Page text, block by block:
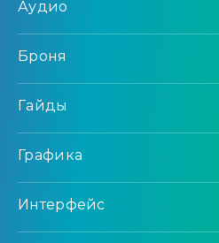
Аудио
Броня
Гайды
Графика
Интерфейс